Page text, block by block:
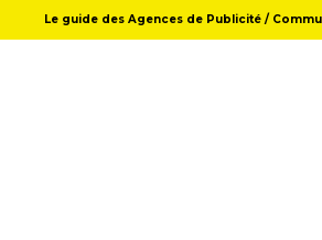
Le guide des Agences de Publicité /